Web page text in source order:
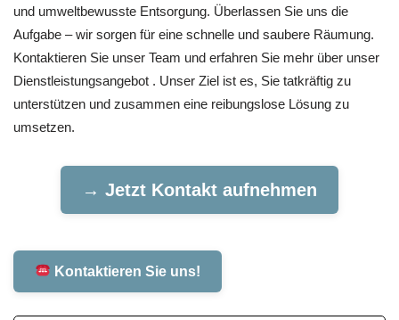
und umweltbewusste Entsorgung. Überlassen Sie uns die
Aufgabe – wir sorgen für eine schnelle und saubere Räumung.
Kontaktieren Sie unser Team und erfahren Sie mehr über unser
Dienstleistungsangebot . Unser Ziel ist es, Sie tatkräftig zu
unterstützen und zusammen eine reibungslose Lösung zu
umsetzen.
→ Jetzt Kontakt aufnehmen
Kontaktieren Sie uns!